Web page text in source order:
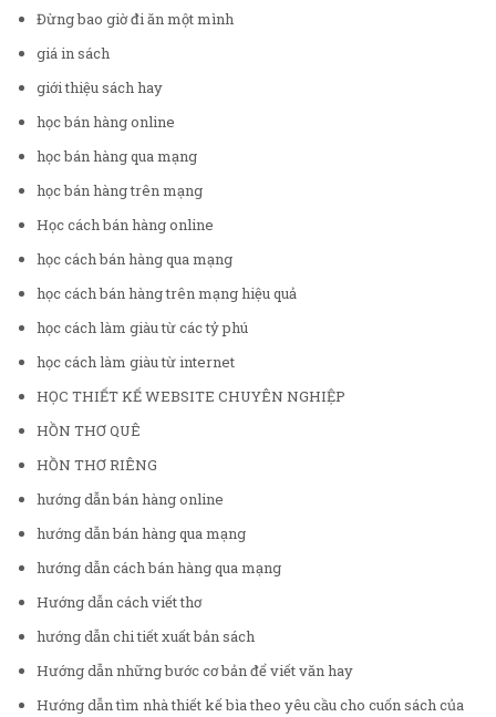
Đừng bao giờ đi ăn một mình
giá in sách
giới thiệu sách hay
học bán hàng online
học bán hàng qua mạng
học bán hàng trên mạng
Học cách bán hàng online
học cách bán hàng qua mạng
học cách bán hàng trên mạng hiệu quả
học cách làm giàu từ các tỷ phú
học cách làm giàu từ internet
HỌC THIẾT KẾ WEBSITE CHUYÊN NGHIỆP
HỒN THƠ QUÊ
HỒN THƠ RIÊNG
hướng dẫn bán hàng online
hướng dẫn bán hàng qua mạng
hướng dẫn cách bán hàng qua mạng
Hướng dẫn cách viết thơ
hướng dẫn chi tiết xuất bản sách
Hướng dẫn những bước cơ bản để viết văn hay
Hướng dẫn tìm nhà thiết kế bìa theo yêu cầu cho cuốn sách của